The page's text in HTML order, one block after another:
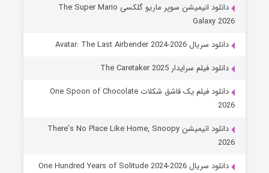
دانلود انیمیشن سوپر ماریو گلکسی The Super Mario
Galaxy 2026
دانلود سریال Avatar: The Last Airbender 2024-2026
دانلود فیلم سرایدار The Caretaker 2025
دانلود فیلم یک قاشق شکلات One Spoon of Chocolate
2026
دانلود انیمیشن There’s No Place Like Home, Snoopy
2026
دانلود سریال One Hundred Years of Solitude 2024-2026